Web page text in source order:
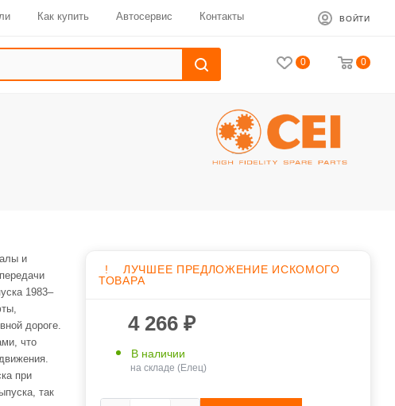
Как купить Автосервис Контакты ВОЙТИ
0 0
и
1983–
дороге.
что
при
так
!
ЛУЧШЕЕ ПРЕДЛОЖЕНИЕ ИСКОМОГО
ТОВАРА
4 266 ₽
В наличии
на складе (Елец)